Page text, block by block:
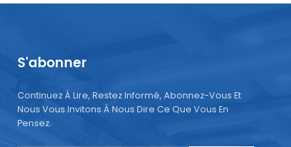
S'abonner
Continuez À Lire, Restez Informé, Abonnez-Vous Et
Nous Vous Invitons À Nous Dire Ce Que Vous En
Pensez.